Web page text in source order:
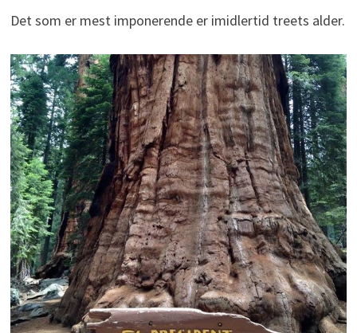
Det som er mest imponerende er imidlertid treets alder.